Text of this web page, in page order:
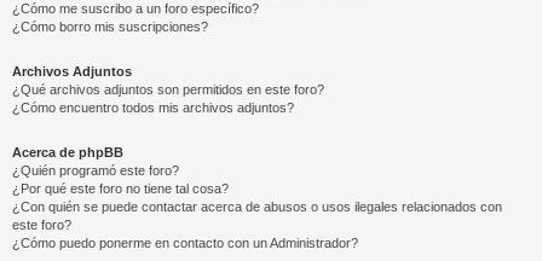
¿Cómo me suscribo a un foro específico?
¿Cómo borro mis suscripciones?
Archivos Adjuntos
¿Qué archivos adjuntos son permitidos en este foro?
¿Cómo encuentro todos mis archivos adjuntos?
Acerca de phpBB
¿Quién programó este foro?
¿Por qué este foro no tiene tal cosa?
¿Con quién se puede contactar acerca de abusos o usos ilegales relacionados con
este foro?
¿Cómo puedo ponerme en contacto con un Administrador?